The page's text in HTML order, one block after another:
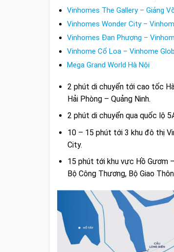
Vinhomes The Gallery – Giảng
Vinhomes Wonder City –
Vinhomes Đan Phượng –
Vinhome Cổ Loa – Vinhome
Mega Grand World Hà Nội
2 phút di chuyển tới cao tốc
Hải Phòng – Quảng Ninh.
2 phút di chuyển qua quốc lộ
10 – 15 phút tới 3 khu đô thị
City.
15 phút tới khu vực Hồ Gươm
Bộ Công Thương, Bộ Giao